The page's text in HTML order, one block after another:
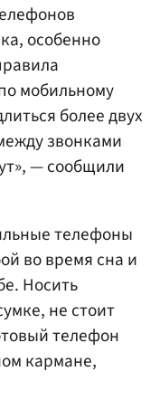
особенно
мобильному
более двух
звонками
— сообщили
телефоны
во время сна и
Носить
не стоит
телефон
кармане,